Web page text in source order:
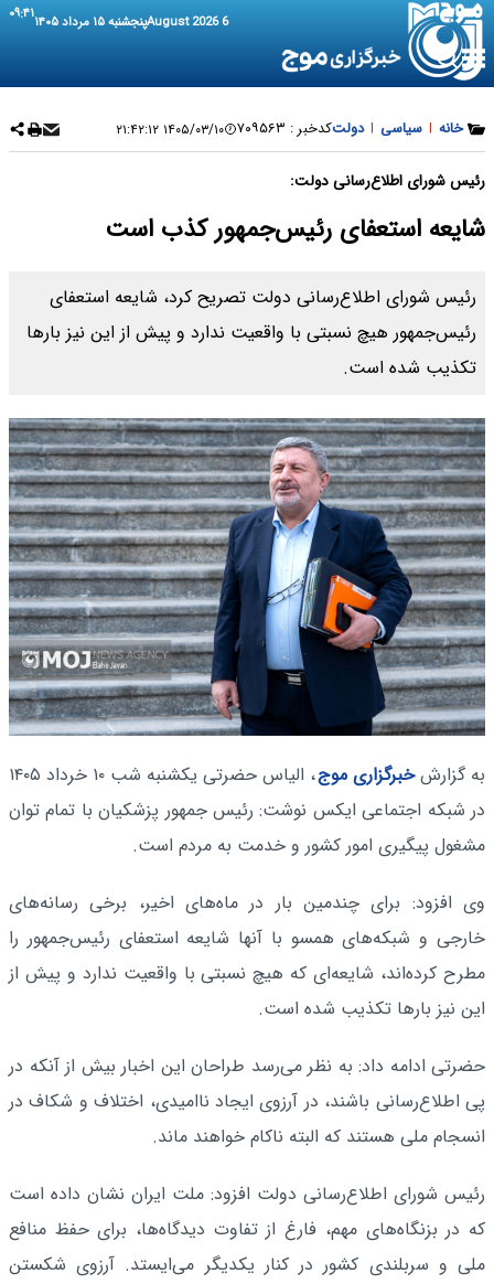
6 August 2026 پنجشنبه ۱۵ مرداد ۱۴۰۵ ۰۹:۴۱
خانه | سیاسی | دولتکدخبر : ۷۰۹۵۶۳ ۱۴۰۵/۰۳/۱۰ ۲۱:۴۲:۱۲
رئیس شورای اطلاع‌رسانی دولت:
شایعه استعفای رئیس‌جمهور کذب است
رئیس شورای اطلاع‌رسانی دولت تصریح کرد، شایعه استعفای
رئیس‌جمهور هیچ نسبتی با واقعیت ندارد و پیش از این نیز بارها
تکذیب شده است.
به گزارشخبرگزاری موج
، الیاس حضرتی یکشنبه شب ۱۰ خرداد ۱۴۰۵
در شبکه اجتماعی ایکس نوشت: رئیس جمهور ‌پزشکیان⁩ با تمام توان
مشغول پیگیری امور کشور و خدمت به مردم است.
وی افزود: ‌برای چندمین بار در ماه‌های اخیر، برخی رسانه‌های
خارجی و شبکه‌های همسو با آنها شایعه استعفای رئیس‌جمهور را
مطرح کرده‌اند، شایعه‌ای که هیچ نسبتی با واقعیت ندارد و پیش از
این نیز بارها تکذیب شده است.
حضرتی ادامه داد: ‌به نظر می‌رسد طراحان این اخبار بیش از آنکه در
پی اطلاع‌رسانی باشند، در آرزوی ایجاد ناامیدی، اختلاف و شکاف در
انسجام ملی هستند که البته ناکام خواهند ماند.
رئیس شورای اطلاع‌رسانی دولت افزود: ‌ملت ایران⁩ نشان داده است
که در بزنگاه‌های مهم، فارغ از تفاوت دیدگاه‌ها، برای حفظ منافع
ملی و سربلندی کشور در کنار یکدیگر می‌ایستد. آرزوی شکستن